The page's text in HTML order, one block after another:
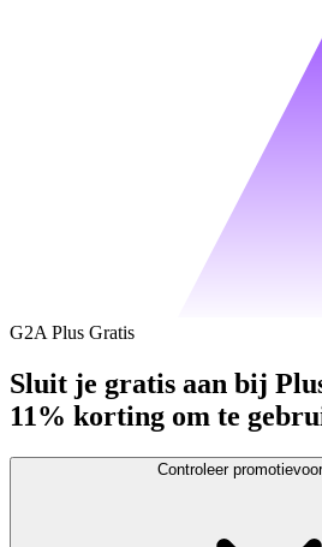
G2A Plus Gratis
Sluit je gratis aan bij
11% korting om te
Controleer